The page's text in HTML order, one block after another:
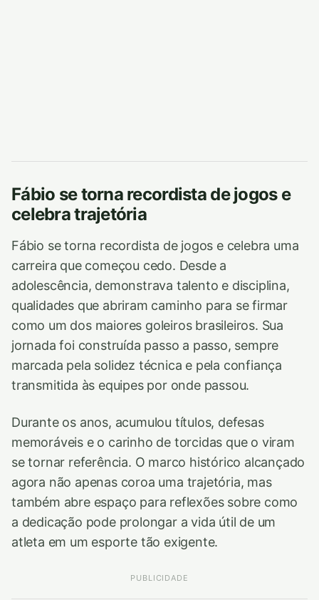
Fábio se torna recordista de jogos e
celebra trajetória
Fábio se torna recordista de jogos e celebra uma
carreira que começou cedo. Desde a
adolescência, demonstrava talento e disciplina,
qualidades que abriram caminho para se firmar
como um dos maiores goleiros brasileiros. Sua
jornada foi construída passo a passo, sempre
marcada pela solidez técnica e pela confiança
transmitida às equipes por onde passou.
Durante os anos, acumulou títulos, defesas
memoráveis e o carinho de torcidas que o viram
se tornar referência. O marco histórico alcançado
agora não apenas coroa uma trajetória, mas
também abre espaço para reflexões sobre como
a dedicação pode prolongar a vida útil de um
atleta em um esporte tão exigente.
PUBLICIDADE